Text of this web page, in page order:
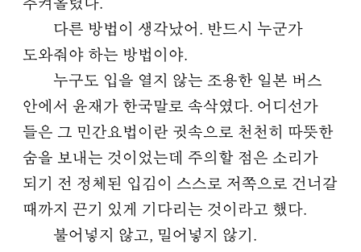
추켜올렸다.
다른 방법이 생각났어. 반드시 누군가
도와줘야 하는 방법이야.
누구도 입을 열지 않는 조용한 일본 버스
안에서 윤재가 한국말로 속삭였다. 어디선가
들은 그 민간요법이란 귓속으로 천천히 따뜻한
숨을 보내는 것이었는데 주의할 점은 소리가
되기 전 정체된 입김이 스스로 저쪽으로 건너갈
때까지 끈기 있게 기다리는 것이라고 했다.
불어넣지 않고, 밀어넣지 않기.